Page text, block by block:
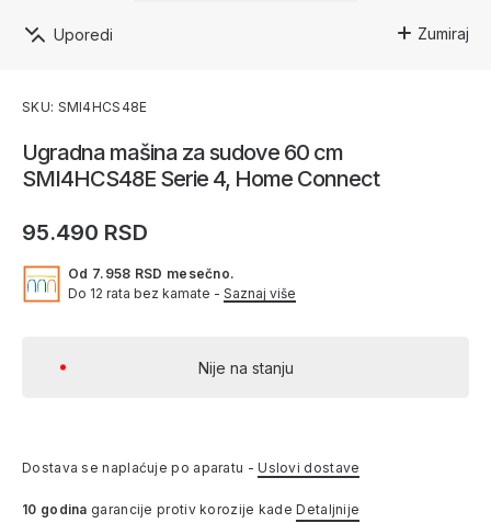
Zumiraj
Uporedi
Ugradna mašina za sudove 60 cm
SMI4HCS48E Serie 4, Home Connect
95.490 RSD
Od 7.958 RSD mesečno.
Do 12 rata bez kamate - Saznaj više
Nije na stanju
Dostava se naplaćuje po aparatu -Uslovi dostave
10 godina garancije protiv korozije kadeDetaljnije
SKU: SMI4HCS48E